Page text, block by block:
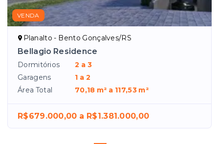
VENDA
Planalto - Bento Gonçalves/RS
Bellagio Residence
Dormitórios
2 a 3
Garagens
1 a 2
Área Total
70,18 m² a 117,53 m²
R$679.000,00 a R$1.381.000,00